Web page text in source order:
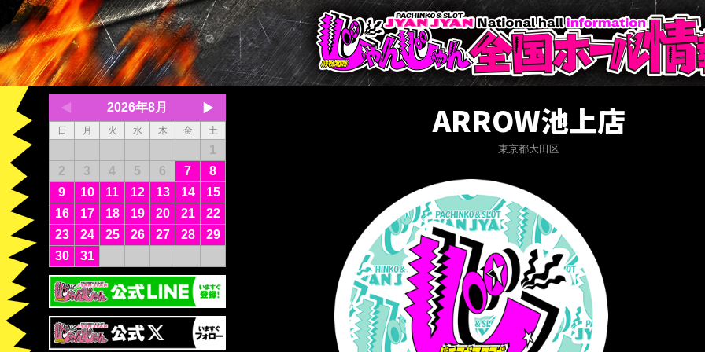
2026年8月
日 月 火 水 木 金 土
1
2
3 4 5 6 7
8
9
10 11 12 13 14
15
16
17 18 19 20 21
22
23
24 25 26 27 28
29
30
31
ARROW池上店
東京都大田区